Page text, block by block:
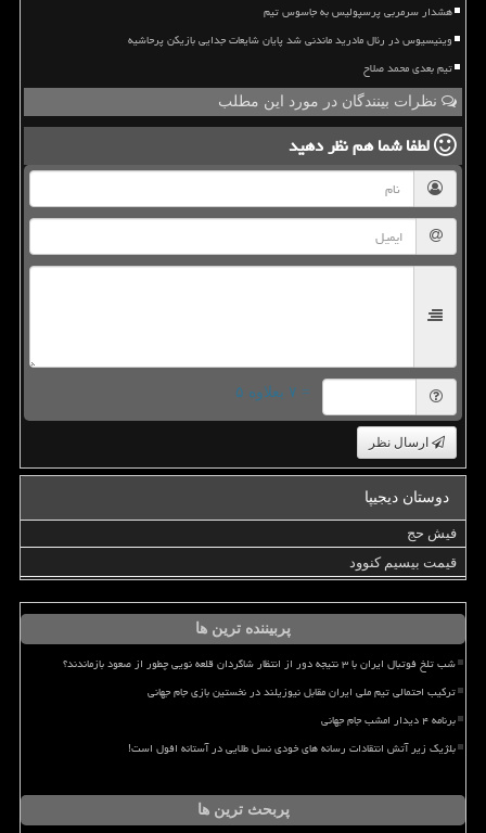
هشدار سرمربی پرسپولیس به جاسوس تیم
وینیسیوس در رئال مادرید ماندنی شد پایان شایعات جدایی بازیکن پرحاشیه
تیم بعدی محمد صلاح
نظرات بینندگان در مورد این مطلب
لطفا شما همنظر دهید
= ۷ بعلاوه ۵
ارسال نظر
دوستان دیجیپا
فیش حج
قیمت بیسیم کنوود
پربیننده ترین ها
شب تلخ فوتبال ایران با ۳ نتیجه دور از انتظار شاگردان قلعه نویی چطور از صعود بازماندند؟
ترکیب احتمالی تیم ملی ایران مقابل نیوزیلند در نخستین بازی جام جهانی
برنامه ۴ دیدار امشب جام جهانی
بلژیک زیر آتش انتقادات رسانه های خودی نسل طلایی در آستانه افول است!
پربحث ترین ها